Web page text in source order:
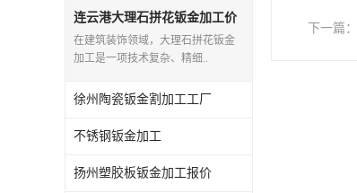
连云港大理石拼花钣金加工价
格
在建筑装饰领域，大理石拼花钣金
加工是一项技术复杂、精细..
徐州陶瓷钣金割加工工厂
不锈钢钣金加工
扬州塑胶板钣金加工报价
下一篇：